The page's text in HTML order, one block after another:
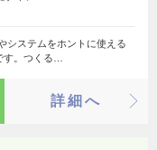
システムをホントに使える
す。つくる…
詳細へ